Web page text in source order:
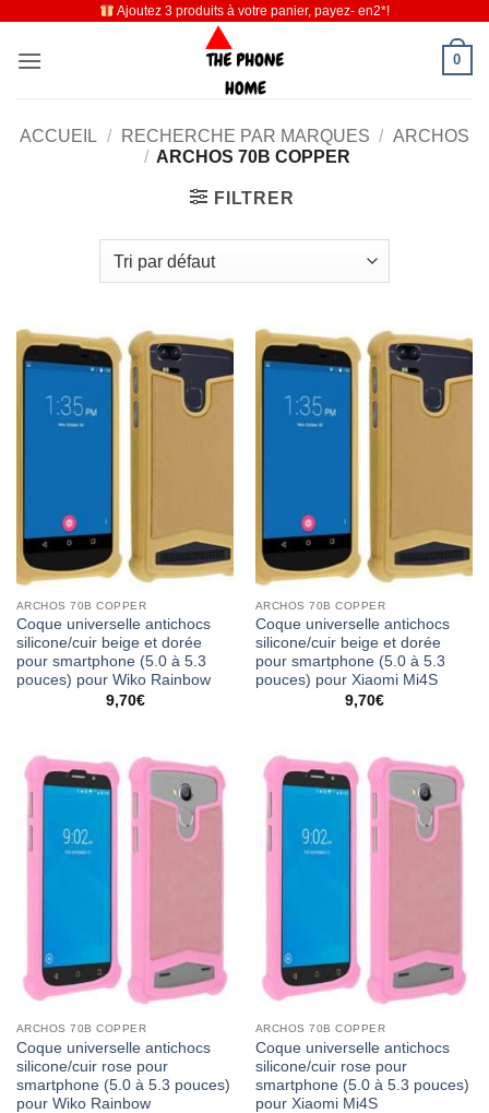
contenu
Ajoutez 3 produits à votre panier, payez- en2*!
0
ACCUEIL / RECHERCHE PAR MARQUES / ARCHOS
/ ARCHOS 70B COPPER
FILTRER
ARCHOS 70B COPPER
Coque universelle antichocs
silicone/cuir beige et dorée
pour smartphone (5.0 à 5.3
pouces) pour Wiko Rainbow
9,70€
ARCHOS 70B COPPER
Coque universelle antichocs
silicone/cuir beige et dorée
pour smartphone (5.0 à 5.3
pouces) pour Xiaomi Mi4S
9,70€
ARCHOS 70B COPPER
Coque universelle antichocs
silicone/cuir rose pour
smartphone (5.0 à 5.3 pouces)
pour Wiko Rainbow
ARCHOS 70B COPPER
Coque universelle antichocs
silicone/cuir rose pour
smartphone (5.0 à 5.3 pouces)
pour Xiaomi Mi4S